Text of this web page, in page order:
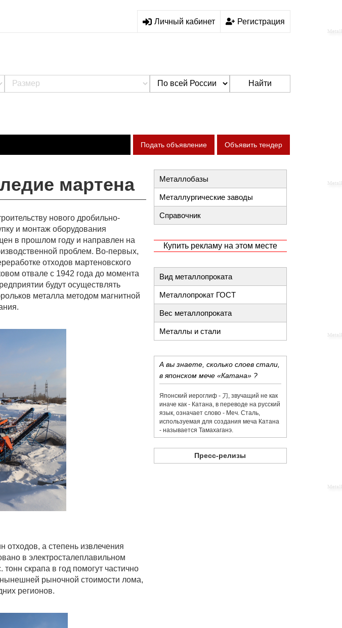
Личный кабинет Регистрация
Найти
Подать объявление Объявить тендер
мартена
нового дробильно-
и монтаж оборудования
в прошлом году и направлен на
проблем. Во-первых,
отходов мартеновского
отвале с 1942 года до момента
будут осуществлять
металла методом магнитной
отходов, а степень извлечения
в электросталеплавильном
скрапа в год помогут частично
рыночной стоимости лома,
регионов.
Металлобазы
Металлургические заводы
Справочник
Купить рекламу на этом месте
Вид металлопроката
Металлопрокат ГОСТ
Вес металлопроката
Металлы и стали
А вы знаете, сколько слоев стали,
в японском мече «Катана» ?
Японский иероглиф - 刀,​ звучащий не как
иначе как - Катана, в переводе на русский
язык, означает слово - Меч. Сталь,
используемая для создания меча Катана
- называется Тамахаганэ.
Пресс-релизы